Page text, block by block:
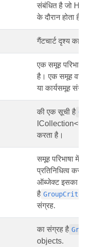
संबंधित है जो
के दौरान होता है।
गैंटचार्ट दृश्य का
एक समूह परिभाषा
है। एक समूह
या कार्यसमूह
की एक सूची है
करता है।
समूह परिभाषा में
प्रतिनिधित्व
ऑब्जेक्ट इसका
है
संग्रह.
का संग्रह है
objects.